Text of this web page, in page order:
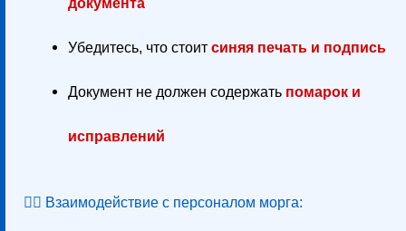
Убедитесь, что стоитсиняя печать и подпись
Документ не должен содержать помарок и
исправлений
👨‍⚕️ Взаимодействие с персоналом морга: